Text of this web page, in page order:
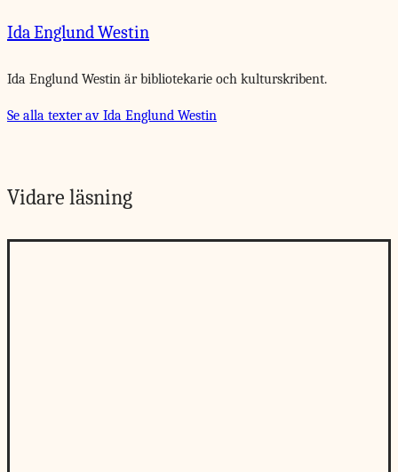
Ida Englund Westin
Ida Englund Westin är bibliotekarie och kulturskribent.
Se alla texter av Ida Englund Westin
Vidare läsning